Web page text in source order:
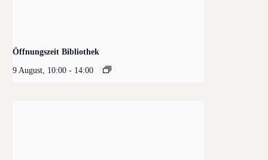
Öffnungszeit Bibliothek
9 August, 10:00 - 14:00